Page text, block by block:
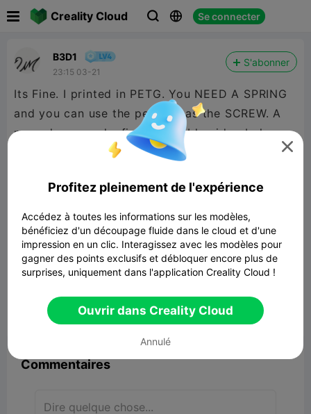
Creality Cloud   Se connecter
B3D1
23:15 03-21
S'abonner
Its Fine. I printed in PETG. You NEED A SPRING
and you can use the pens tip as the SCREW. A
normal pen works fine. Assembly video below.

Signaler 6 
Commentaires

Profitez pleinement de l'expérience
Accédez à toutes les informations sur les modèles,
bénéficiez d'un découpage fluide dans le cloud et d'une
impression en un clic. Interagissez avec les modèles pour
gagner des points exclusifs et débloquer encore plus de
surprises, uniquement dans l'application Creality Cloud !
Ouvrir dans Creality Cloud
Annulé